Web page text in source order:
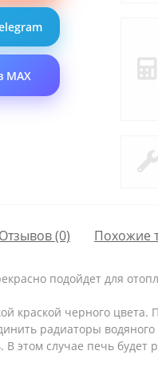
MAX
Отзывов (0) Похожие
подойдет для
краской черного цвета.
радиаторы водяного
этом случае печь будет